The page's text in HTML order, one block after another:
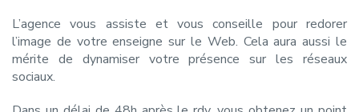
L’agence vous assiste et vous conseille pour redorer
l’image de votre enseigne sur le Web. Cela aura aussi le
mérite de dynamiser votre présence sur les réseaux
sociaux.